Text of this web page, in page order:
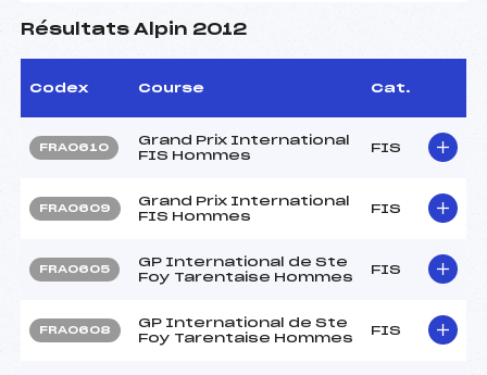
Résultats Alpin 2012
Codex Course Cat.
FRA0610
Grand Prix International
FIS Hommes
FIS
FRA0609
Grand Prix International
FIS Hommes
FIS
FRA0605
GP International de Ste
Foy Tarentaise Hommes
FIS
FRA0608
GP International de Ste
Foy Tarentaise Hommes
FIS